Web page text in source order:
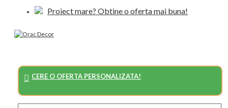
Proiect mare? Obtine o oferta mai buna!
CERE O OFERTA PERSONALIZATA!